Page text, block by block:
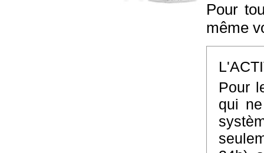
Pour
même
Pour
qui